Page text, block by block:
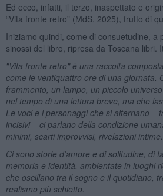
Ed ecco, infatti, il terzo, inaspettato e
“Vita fronte retro” (MdS, 2025), frutto di
Iniziamo quindi, come di consuetudine, a
sinossi del libro, ripresa da Toscana libri.
"Vita fronte retro" è una raccolta
come le ventiquattro ore di una giornata.
frammento, un lampo, un piccolo
nel tempo di una lettura breve, ma che
Le voci e i personaggi che si alternano –
incisivi – ci parlano della condizione
minimi, scarti improvvisi, rivelazioni intime.
Ci sono storie d’amore e di solitudine, di
memoria e identità, ambientate in luoghi
che oscillano tra il sogno e il quotidiano,
realismo più schietto.